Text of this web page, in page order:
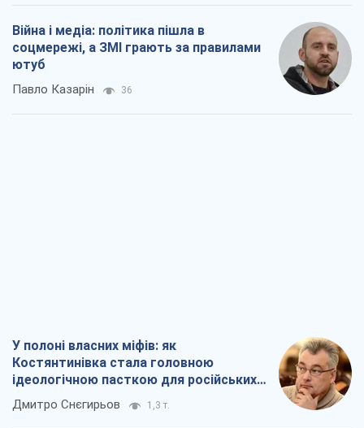
Війна і медіа: політика пішла в
соцмережі, а ЗМІ грають за правилами
ютуб
Павло Казарін 36
У полоні власних міфів: як
Костянтинівка стала головною
ідеологічною пасткою для російських
окупантів
Дмитро Снєгирьов 1,3 т.